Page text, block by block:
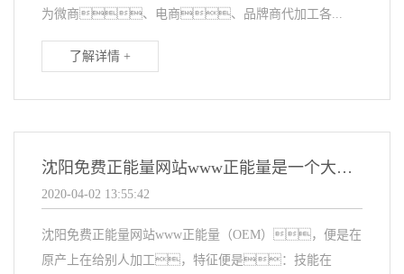
为微商、电商、品牌商代加工各...
了解详情 +
沈阳免费正能量网站www正能量是一个大的趋势
2020-04-02 13:55:42
沈阳免费正能量网站www正能量（OEM），便是在
原产上在给别人加工，特征便是：技能在